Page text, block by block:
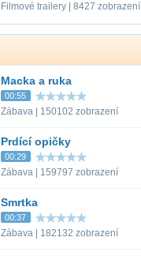
Filmové trailery | 8427 zobrazení
Macka a ruka
00:55
Zábava | 150102 zobrazení
Prdící opičky
00:29
Zábava | 159797 zobrazení
Smrtka
00:37
Zábava | 182132 zobrazení